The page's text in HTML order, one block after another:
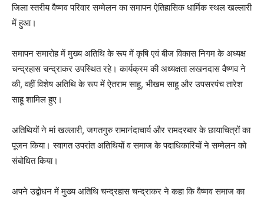
जिला स्तरीय वैष्णव परिवार सम्मेलन का समापन ऐतिहासिक धार्मिक स्थल खल्लारी
में हुआ।
समापन समारोह में मुख्य अतिथि के रूप में कृषि एवं बीज विकास निगम के अध्यक्ष
चन्द्रहास चन्द्राकर उपस्थित रहे। कार्यक्रम की अध्यक्षता लखनदास वैष्णव ने
की, वहीं विशेष अतिथि के रूप में ऐतराम साहू, भीखम साहू और उपसरपंच तारेश
साहू शामिल हुए।
अतिथियों ने मां खल्लारी, जगतगुरु रामानंदाचार्य और रामदरबार के छायाचित्रों का
पूजन किया। स्वागत उपरांत अतिथियों व समाज के पदाधिकारियों ने सम्मेलन को
संबोधित किया।
अपने उद्बोधन में मुख्य अतिथि चन्द्रहास चन्द्राकर ने कहा कि वैष्णव समाज का